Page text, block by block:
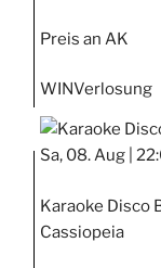
Preis an AK
WINVerlosung
Sa, 08. Aug |
Karaoke Disco
Cassiopeia